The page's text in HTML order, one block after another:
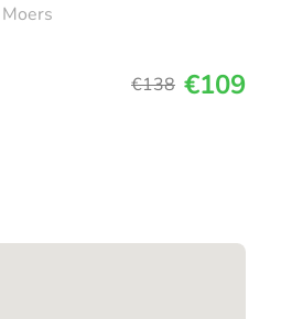
€138 €109